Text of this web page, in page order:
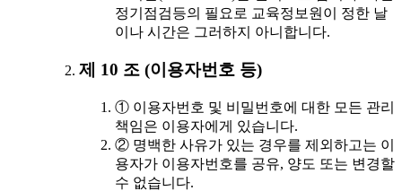
정기점검등의 필요로 교육정보원이 정한 날
이나 시간은 그러하지 아니합니다.
제 10 조 (이용자번호 등)
① 이용자번호 및 비밀번호에 대한 모든 관리
책임은 이용자에게 있습니다.
② 명백한 사유가 있는 경우를 제외하고는 이
용자가 이용자번호를 공유, 양도 또는 변경할
수 없습니다.